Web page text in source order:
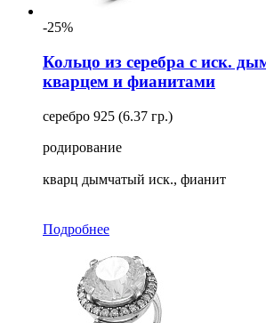
-25%
Кольцо из серебра с иск.
кварцем и фианитами
серебро 925 (6.37 гр.)
родирование
кварц дымчатый иск., фианит
Подробнее